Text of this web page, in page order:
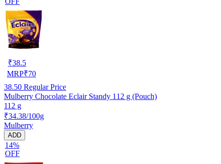
₹38.5
MRP₹70
38.50 Regular Price
Mulberry Chocolate Eclair Standy 112 g (Pouch)
112 g
₹34.38/100g
Mulberry
ADD
14%
OFF